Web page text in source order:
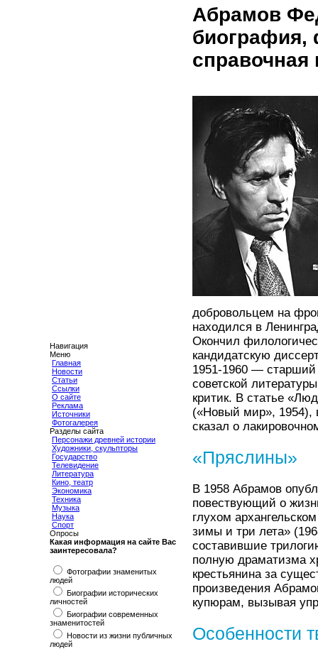
Навигация
Меню
Главная
Новости
Статьи
Ссылки
О сайте
Реклама
Источники
Фотогалерея
Разделы сайта
Персонажи древней истории
Художники, скульпторы
Государство
Телевидение
Литература
Кино, театр
Экономика
Техника
Музыка
Наука
Спорт
Опросы
Какая информация на сайте Вас
заинтересовала?
Фотографии знаменитых
людей
Биографии исторических
личностей
Биографии современных
знаменитостей
Новости из жизни публичных
людей
Абрамов
биография,
добровольцем на
находился в
Окончил
кандидатскую
1951-1960 — старший
советской
критик. В статье
(«Новый мир», 1954),
сказал о
«Пряслины»
В 1958 Абрамов
повествующий о
глухом
зимы и три лета»
составившие
полную драматизма
крестьянина за
произведения
купюрам, вызывая
Особенности